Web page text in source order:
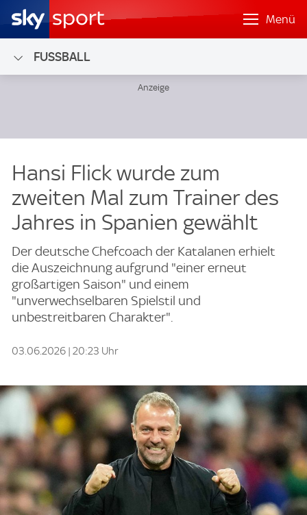
Menü
FUSSBALL
Hansi Flick wurde zum
zweiten Mal zum Trainer des
Jahres in Spanien gewählt
Der deutsche Chefcoach der Katalanen erhielt
die Auszeichnung aufgrund "einer erneut
großartigen Saison" und einem
"unverwechselbaren Spielstil und
unbestreitbaren Charakter".
03.06.2026 | 20:23 Uhr